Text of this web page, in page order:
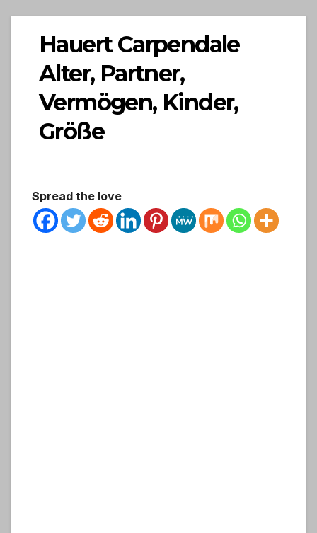
Hauert Carpendale
Alter, Partner,
Vermögen, Kinder,
Größe
Spread the love